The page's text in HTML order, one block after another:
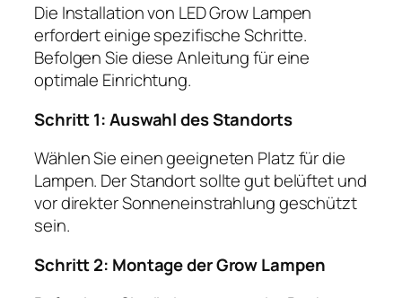
Die Installation von LED Grow Lampen
erfordert einige spezifische Schritte.
Befolgen Sie diese Anleitung für eine
optimale Einrichtung.
Schritt 1: Auswahl des Standorts
Wählen Sie einen geeigneten Platz für die
Lampen. Der Standort sollte gut belüftet und
vor direkter Sonneneinstrahlung geschützt
sein.
Schritt 2: Montage der Grow Lampen